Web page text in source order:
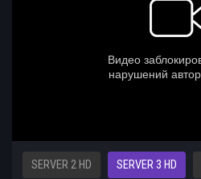
SERVER 2 HD SERVER 3 HD